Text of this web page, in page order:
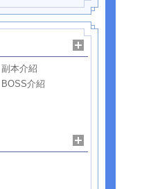
副本介紹
BOSS介紹